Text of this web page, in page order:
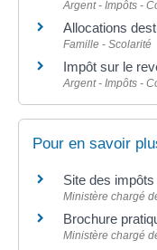
Argent - Impôts -
Allocations
Famille - Scolarité
Impôt sur le
Argent - Impôts -
Pour en savoir
Site des impôts
Ministère chargé
Brochure
Ministère chargé